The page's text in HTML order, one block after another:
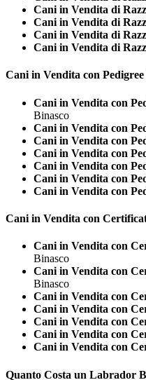
Cani in Vendita di
Cani in Vendita di
Cani in Vendita di
Cani in Vendita di
Cani in Vendita con Pedigree
Cani in Vendita con
Binasco
Cani in Vendita con
Cani in Vendita con
Cani in Vendita con
Cani in Vendita con
Cani in Vendita con
Cani in Vendita con
Cani in Vendita con
Cani in Vendita con
Binasco
Cani in Vendita con
Binasco
Cani in Vendita con
Cani in Vendita con
Cani in Vendita con
Cani in Vendita con
Cani in Vendita con
Quanto Costa un Labrador